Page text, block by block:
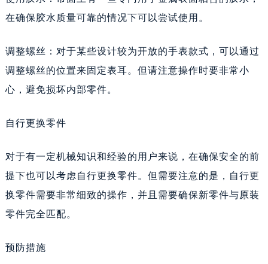
在确保胶水质量可靠的情况下可以尝试使用。
调整螺丝：对于某些设计较为开放的手表款式，可以通过
调整螺丝的位置来固定表耳。但请注意操作时要非常小
心，避免损坏内部零件。
自行更换零件
对于有一定机械知识和经验的用户来说，在确保安全的前
提下也可以考虑自行更换零件。但需要注意的是，自行更
换零件需要非常细致的操作，并且需要确保新零件与原装
零件完全匹配。
预防措施